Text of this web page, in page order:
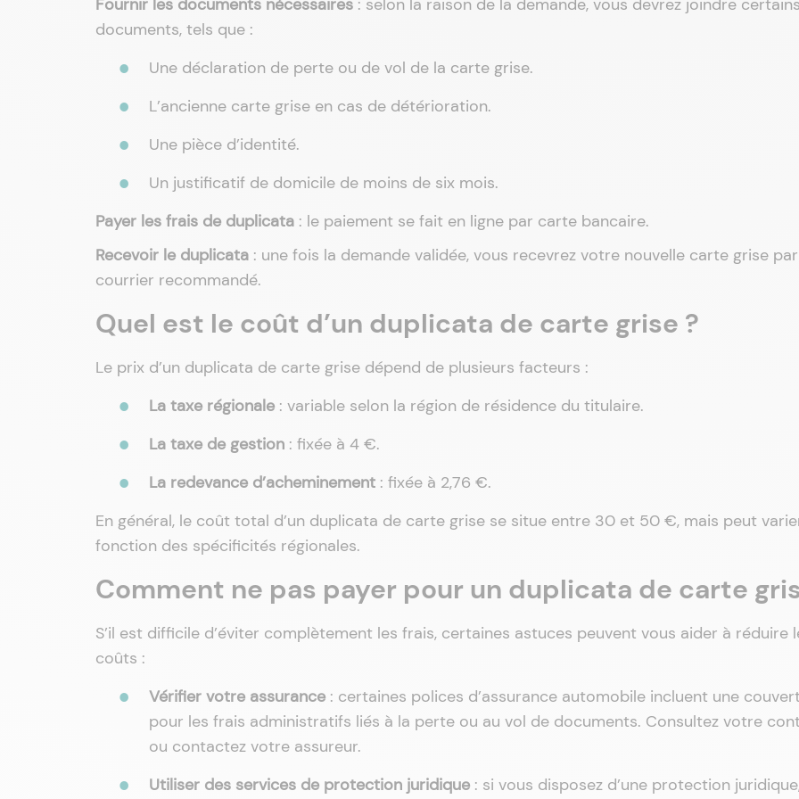
Fournir les documents nécessaires : selon la raison de la demande, vous devrez joindre
documents, tels que :
Une déclaration de perte ou de vol de la carte grise.
L’ancienne carte grise en cas de détérioration.
Une pièce d’identité.
Un justificatif de domicile de moins de six mois.
Payer les frais de duplicata : le paiement se fait en ligne par carte bancaire.
Recevoir le duplicata : une fois la demande validée, vous recevrez votre nouvelle carte grise par
courrier recommandé.
Quel est le coût d’un duplicata de carte grise ?
Le prix d’un duplicata de carte grise dépend de plusieurs facteurs :
La taxe régionale : variable selon la région de résidence du titulaire.
La taxe de gestion : fixée à 4 €.
La redevance d’acheminement : fixée à 2,76 €.
En général, le coût total d’un duplicata de carte grise se situe entre 30 et 50 €, mais peut
fonction des spécificités régionales.
Comment ne pas payer pour un duplicata de carte
S’il est difficile d’éviter complètement les frais, certaines astuces peuvent vous aider à réduire
coûts :
Vérifier votre assurance : certaines polices d’assurance automobile incluent une
pour les frais administratifs liés à la perte ou au vol de documents. Consultez votre
ou contactez votre assureur.
Utiliser des services de protection juridique : si vous disposez d’une protection